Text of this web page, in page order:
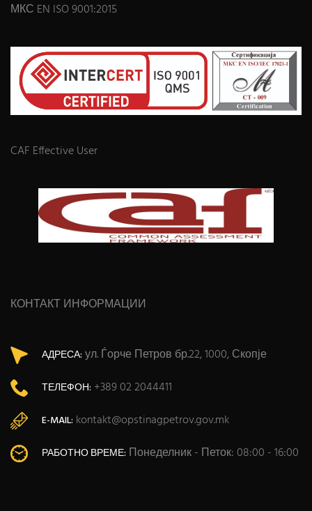
МКС EN ISO 9001:2015
CAF Effective User
КОНТАКТ ИНФОРМАЦИИ
АДРЕСА: ул. Ѓорче Петров бр.22, 1000, Скопје
ТЕЛЕФОН: +389 02 2044411
E-MAIL: kontakt@opstinagpetrov.gov.mk
РАБОТНО ВРЕМЕ: Понеделник - Петок: 08:00 - 16:00